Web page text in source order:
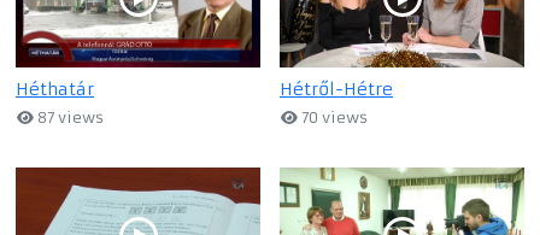
Héthatár
87 views
Hétről-Hétre
70 views